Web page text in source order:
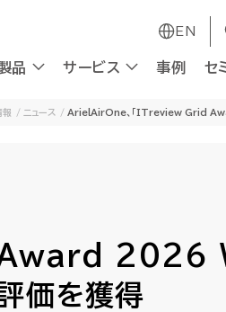
EN
品
ジェント
み型AI チャットボット
サービス
ク
事例 セ
働く環境
理念
会社概要
報 ニュース ArielAirOne、「ITreview Grid
2026
価を獲得
EN
品
ジェント
み型AI チャットボット
サービス
ク
事例 セ
働く環境
理念
会社概要